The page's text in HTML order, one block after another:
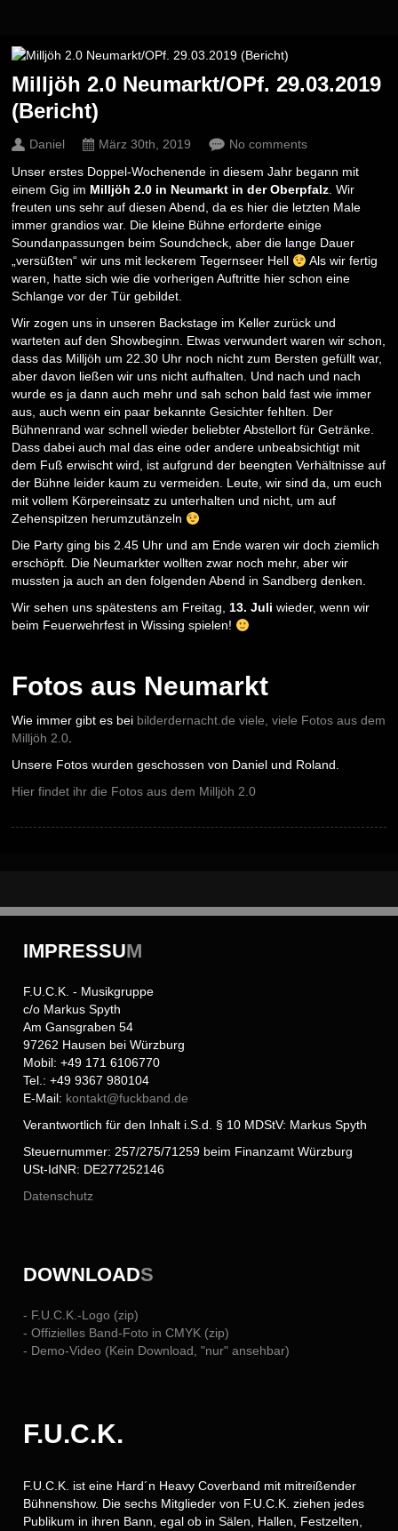
Milljöh 2.0 Neumarkt/OPf. 29.03.2019
(Bericht)
Daniel März 30th, 2019
No comments
Unser erstes Doppel-Wochenende in diesem Jahr begann mit
einem Gig im Milljöh 2.0 in Neumarkt in der Oberpfalz. Wir
freuten uns sehr auf diesen Abend, da es hier die letzten Male
immer grandios war. Die kleine Bühne erforderte einige
Soundanpassungen beim Soundcheck, aber die lange Dauer
„versüßten“ wir uns mit leckerem Tegernseer Hell
Als wir fertig
waren, hatte sich wie die vorherigen Auftritte hier schon eine
Schlange vor der Tür gebildet.
Wir zogen uns in unseren Backstage im Keller zurück und
warteten auf den Showbeginn. Etwas verwundert waren wir schon,
dass das Milljöh um 22.30 Uhr noch nicht zum Bersten gefüllt war,
aber davon ließen wir uns nicht aufhalten. Und nach und nach
wurde es ja dann auch mehr und sah schon bald fast wie immer
aus, auch wenn ein paar bekannte Gesichter fehlten. Der
Bühnenrand war schnell wieder beliebter Abstellort für Getränke.
Dass dabei auch mal das eine oder andere unbeabsichtigt mit
dem Fuß erwischt wird, ist aufgrund der beengten Verhältnisse auf
der Bühne leider kaum zu vermeiden. Leute, wir sind da, um euch
mit vollem Körpereinsatz zu unterhalten und nicht, um auf
Zehenspitzen herumzutänzeln
Die Party ging bis 2.45 Uhr und am Ende waren wir doch ziemlich
erschöpft. Die Neumarkter wollten zwar noch mehr, aber wir
mussten ja auch an den folgenden Abend in Sandberg denken.
Wir sehen uns spätestens am Freitag,13. Juliwieder, wenn wir
beim Feuerwehrfest in Wissing spielen!
Fotos aus Neumarkt
Wie immer gibt es bei bilderdernacht.de viele, viele Fotos aus dem
Milljöh 2.0.
Unsere Fotos wurden geschossen von Daniel und Roland.
Hier findet ihr die Fotos aus dem Milljöh 2.0
IMPRESSUM
F.U.C.K. - Musikgruppe
c/o Markus Spyth
Am Gansgraben 54
97262 Hausen bei Würzburg
Mobil: +49 171 6106770
Tel.: +49 9367 980104
E-Mail: kontakt@fuckband.de
Verantwortlich für den Inhalt i.S.d. § 10 MDStV: Markus Spyth
Steuernummer: 257/275/71259 beim Finanzamt Würzburg
USt-IdNR: DE277252146
Datenschutz
DOWNLOADS
- F.U.C.K.-Logo (zip)
- Offizielles Band-Foto in CMYK (zip)
- Demo-Video (Kein Download, "nur" ansehbar)
F.U.C.K.
F.U.C.K. ist eine Hard´n Heavy Coverband mit mitreißender
Bühnenshow. Die sechs Mitglieder von F.U.C.K. ziehen jedes
Publikum in ihren Bann, egal ob in Sälen, Hallen, Festzelten,